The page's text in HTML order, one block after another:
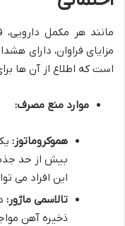
مانند هر مکمل دارویی،
مزایای فراوان، دارای
است که اطلاع از آن ها
موارد منع مصرف:
هموکروماتوز:
بیش از حد
این افراد می
تالاسمی ماژور:
ذخیره آهن